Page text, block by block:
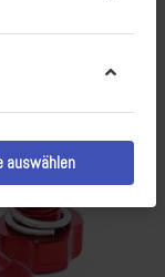
auswählen